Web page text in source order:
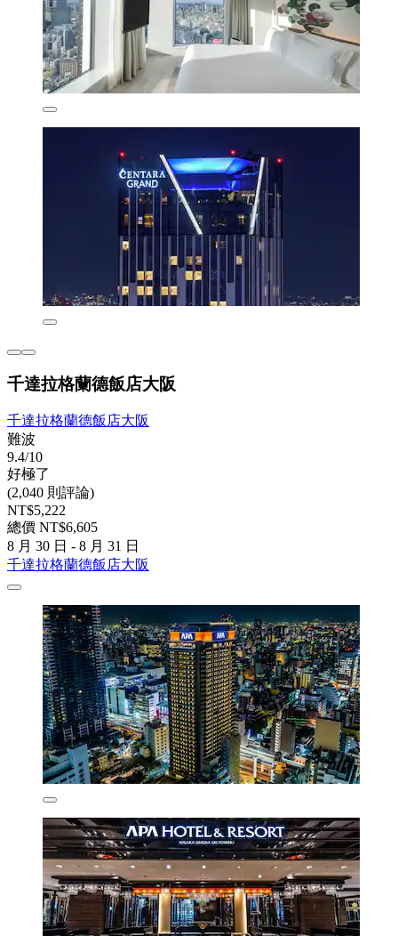
千達拉格蘭德飯店大阪
千達拉格蘭德飯店大阪
難波
9.4/10
好極了
(2,040 則評論)
NT$5,222
總價 NT$6,605
8 月 30 日 - 8 月 31 日
千達拉格蘭德飯店大阪